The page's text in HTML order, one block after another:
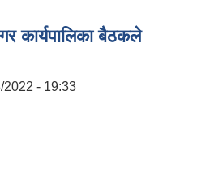
कार्यपालिका बैठकले
2022 - 19:33